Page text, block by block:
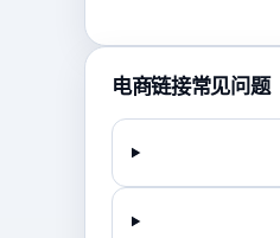
电商链接常见问题